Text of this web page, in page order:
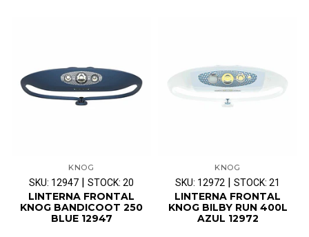
KNOG
SKU: 12947 | STOCK: 20
LINTERNA FRONTAL
KNOG BANDICOOT 250
BLUE 12947
KNOG
SKU: 12972 | STOCK: 21
LINTERNA FRONTAL
KNOG BILBY RUN 400L
AZUL 12972